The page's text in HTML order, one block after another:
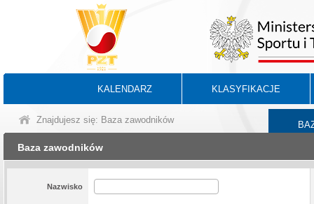
KALENDARZ KLASYFIKACJE
Znajdujesz się: Baza zawodników
Baza zawodników
Nazwisko